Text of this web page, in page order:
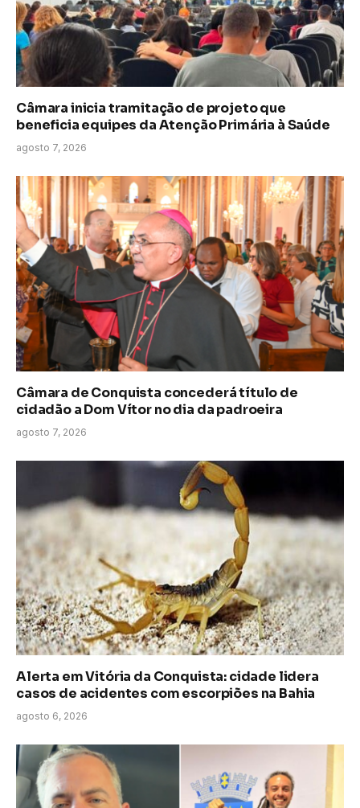
Câmara inicia tramitação de projeto que
beneficia equipes da Atenção Primária à Saúde
agosto 7, 2026
Câmara de Conquista concederá título de
cidadão a Dom Vítor no dia da padroeira
agosto 7, 2026
Alerta em Vitória da Conquista: cidade lidera
casos de acidentes com escorpiões na Bahia
agosto 6, 2026